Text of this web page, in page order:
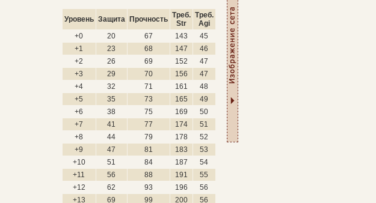
Уровень Защита Прочность Треб.
Str
Треб.
Agi
+0
20 67 143
45
+1
23 68 147
46
+2
26 69 152
47
+3
29 70 156
47
+4
32 71 161
48
+5
35 73 165
49
+6
38 75 169
50
+7
41 77 174
51
+8
44 79 178
52
+9
47 81 183
53
+10
51 84 187
54
+11
56 88 191
55
+12
62 93 196
56
+13
69 99 200 56